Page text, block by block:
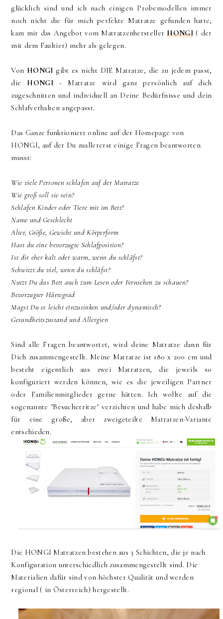
glücklich sind und ich nach einigen Probemodellen immer
noch nicht die für mich perfekte Matratze gefunden hatte,
kam mir das Angebot vom MatratzenherstellerHONGI( der
mit dem Faultier) mehr als gelegen.
Von HONGI gibt es nicht DIE Matratze, die zu jedem passt,
die HONGI - Matratze wird ganz persönlich auf dich
zugeschnitten und individuell an Deine Bedürfnisse und dein
Schlafverhalten angepasst.
Das Ganze funktioniert online auf der Homepage von
HONGI, auf der Du zuallererst einige Fragen beantworten
musst:
Wie viele Personen schlafen auf der Matratze
Wie groß soll sie sein?
Schlafen Kinder oder Tiere mit im Bett?
Name und Geschlecht
Alter, Größe, Gewicht und Körperform
Hast du eine bevorzugte Schlafposition?
Ist dir eher kalt oder warm, wenn du schläfst?
Schwitzt du viel, wenn du schläfst?
Nutzt Du das Bett auch zum Lesen oder Fernsehen zu schauen?
Bevorzugter Härtegrad
Magst Du es leicht einzusinken und/oder dynamisch?
Gesundheitszustand und Allergien
Sind alle Fragen beantwortet, wird deine Matratze dann für
Dich zusammengestellt. Meine Matratze ist 180 x 200 cm und
besteht eigentlich aus zwei Matratzen, die jeweils so
konfiguriert werden können, wie es die jeweiligen Partner
oder Familienmitglieder gerne hätten. Ich wollte auf die
sogenannte "Besucherritze" verzichten und habe mich deshalb
für eine große, aber zweigeteilte Matratzen-Variante
entschieden.
Die HONGI Matratzen bestehen aus 3 Schichten, die je nach
Konfiguration unterschiedlich zusammengestellt sind. Die
Materialien dafür sind von höchster Qualität und werden
regional ( in Österreich) hergestellt.